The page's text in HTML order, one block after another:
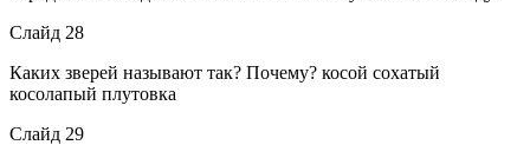
Слайд 28
Каких зверей называют так? Почему? косой сохатый
косолапый плутовка
Слайд 29